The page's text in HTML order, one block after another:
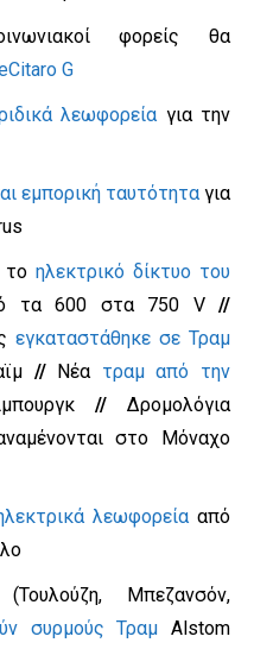
φορείς θα
G
λεωφορεία για την
εμπορική ταυτότητα για
το ηλεκτρικό δίκτυο του
τα 600 στα 750 V //
εγκαταστάθηκε σε Τραμ
//Νέα τραμ από την
//Δρομολόγια
στο Μόναχο
λεωφορεία από
Μπεζανσόν,
συρμούς Τραμ Alstom